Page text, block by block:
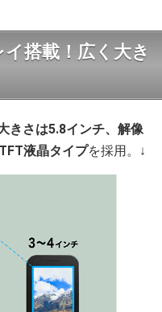
搭載！広く大き
きさは5.8インチ、解像
液晶タイプを採用。↓